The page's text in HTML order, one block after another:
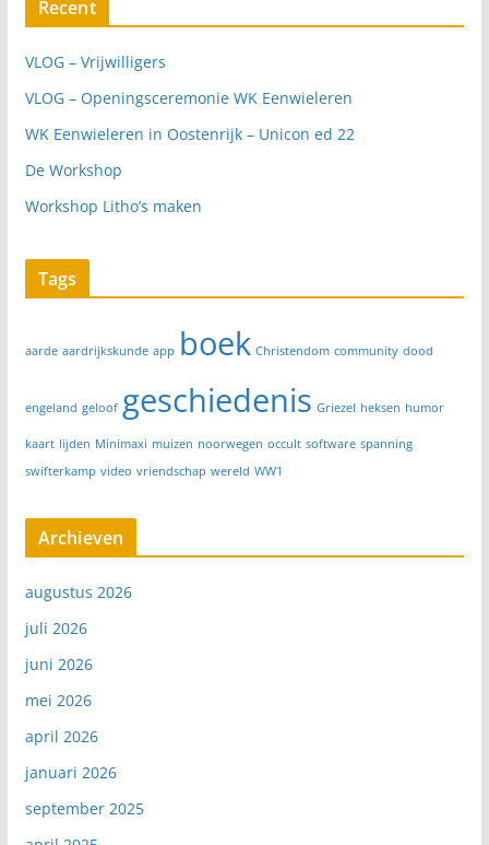
Recent
VLOG – Vrijwilligers
VLOG – Openingsceremonie WK Eenwieleren
WK Eenwieleren in Oostenrijk – Unicon ed 22
De Workshop
Workshop Litho’s maken
Tags
aarde aardrijkskunde app boek Christendom community dood
engeland geloof geschiedenis Griezel heksen humor
kaart lijden Minimaxi muizen noorwegen occult software spanning
swifterkamp video vriendschap wereld WW1
Archieven
augustus 2026
juli 2026
juni 2026
mei 2026
april 2026
januari 2026
september 2025